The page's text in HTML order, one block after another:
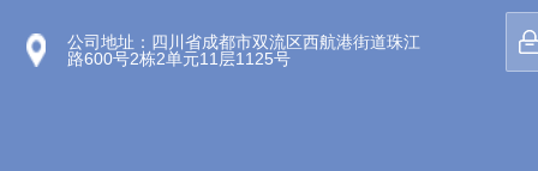
公司地址：四川省成都市双流区西航港街道珠江
路600号2栋2单元11层1125号